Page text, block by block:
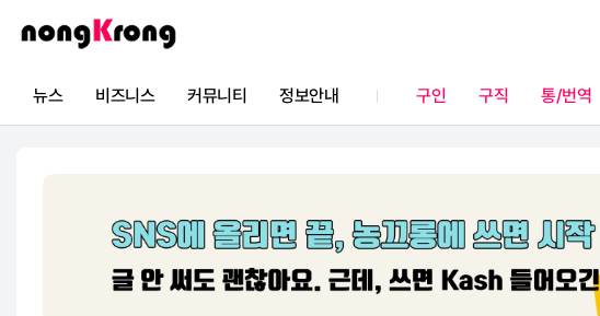
뉴스
기관 / 단체 소식
비즈니스
통역/번역
커뮤니티
크롱맵
오프모임
정보안내
정보공유
구인 구직 통/번역